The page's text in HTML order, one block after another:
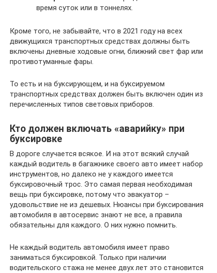
время суток или в тоннелях.
Кроме того, не забывайте, что в 2021 году на всех
движущихся транспортных средствах должны быть
включены дневные ходовые огни, ближний свет фар или
противотуманные фары.
То есть и на буксирующем, и на буксируемом
транспортных средствах должен быть включен один из
перечисленных типов световых приборов.
Кто должен включать «аварийку» при
буксировке
В дороге случается всякое. И на этот всякий случай
каждый водитель в багажнике своего авто имеет набор
инструментов, но далеко не у каждого имеется
буксировочный трос. Это самая первая необходимая
вещь при буксировке, потому что эвакуатор –
удовольствие не из дешевых. Нюансы при буксирования
автомобиля в автосервис знают не все, а правила
обязательны для каждого. О них нужно помнить.
Не каждый водитель автомобиля имеет право
заниматься буксировкой. Только при наличии
водительского стажа не менее двух лет это становится